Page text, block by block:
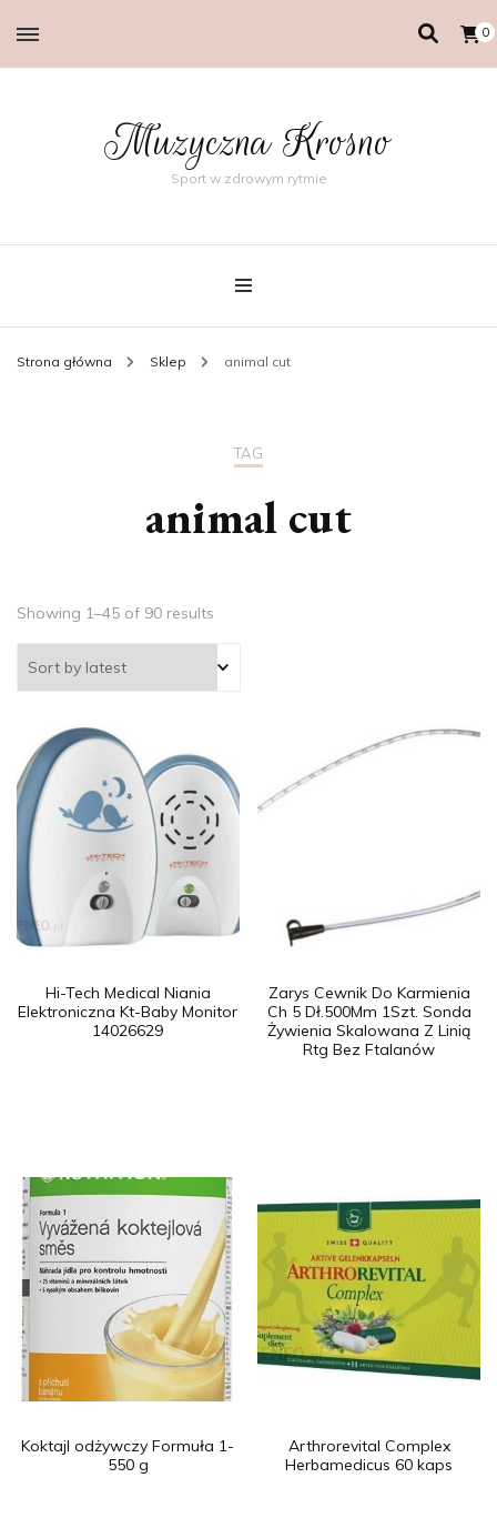
0
Muzyczna Krosno
Sport w zdrowym rytmie
Strona główna Sklep animal cut
TAG
animal cut
Showing 1–45 of 90 results
Hi-Tech Medical Niania
Elektroniczna Kt-Baby Monitor
14026629
Zarys Cewnik Do Karmienia
Ch 5 Dł.500Mm 1Szt. Sonda
Żywienia Skalowana Z Linią
Rtg Bez Ftalanów
Koktajl odżywczy Formuła 1-
550 g
Arthrorevital Complex
Herbamedicus 60 kaps